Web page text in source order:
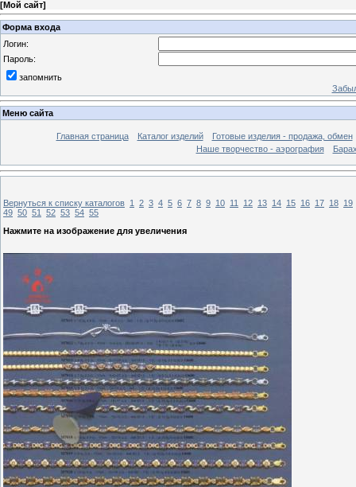
[Мой сайт]
Форма входа
Логин:
Пароль:
запомнить
Меню сайта
Главная страница Каталог изделий
Готовые изделия - продажа, обмен
Наше творчество - аэрография
Вернуться к списку каталогов 1 2 3 4 5 6 7 8 9 10 11 12 13 14 15 16 17 18 19
49 50 51 52 53 54 55
Нажмите на изображение для увеличения